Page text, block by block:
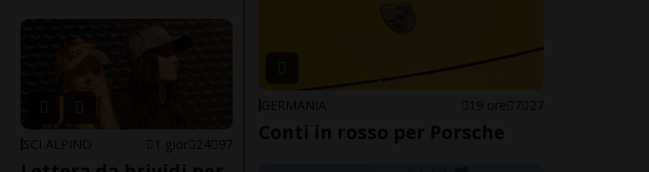
SCI ALPINO 1 gior 24 97
GERMANIA 19 ore 7 27
Conti in rosso per Porsche